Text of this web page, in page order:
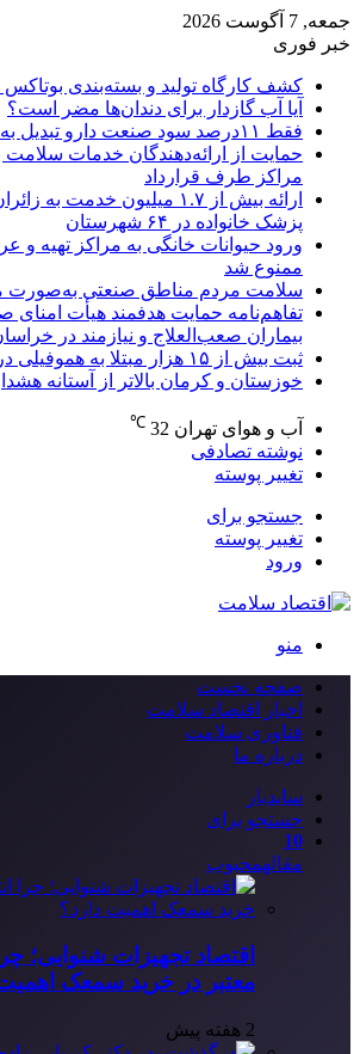
جمعه, 7 آگوست 2026
خبر فوری
کشف کارگاه تولید و بسته‌بندی بوتاکس
آیا آب گازدار برای دندان‌ها مضر است؟
فقط ۱۱‌درصد سود صنعت دارو تبدیل به نقدینگی شده است
حمایت از ارائه‌دهندگان خدمات سلامت
مراکز طرف قرارداد
ارائه بیش از ۱.۷ میلیون خدمت
پزشک خانواده در ۶۴ شهرستان
ورود حیوانات خانگی به مراکز تهیه و
ممنوع شد
سلامت مردم مناطق صنعتی
تفاهم‌نامه حمایت هدفمند هیأت امنای
بیماران صعب‌العلاج و نیازمند در
ثبت بیش از ۱۵ هزار مبتلا به هموفیلی در کشور
خوزستان و کرمان بالاتر از آستانه هشدار
آب و هوای تهران 32
℃
نوشته تصادفی
تغییر پوسته
جستجو برای
تغییر پوسته
ورود
منو
صفحه نخست
اخبار اقتصاد سلامت
فناوری سلامت
درباره ما
سایدبار
جستجو برای
10
مقالهمحبوب
اقتصاد تجهیزات شنوایی؛
معتبر در خرید سمعک
2 هفته پیش